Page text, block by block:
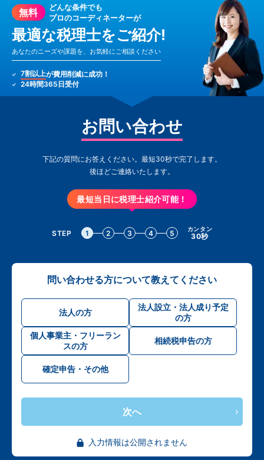
無料
どんな条件でも
プロのコーディネーターが
最適な税理士をご紹介!
あなたのニーズや課題を、お気軽にご相談ください
7割以上が費用削減に成功！
24時間365日受付
お問い合わせ
下記の質問にお答えください。最短30秒で完了します。
後ほどご連絡いたします。
最短当日に税理士紹介可能！
STEP 1 2 3 4 5 カンタン
30秒
問い合わせる方について教えてください
法人の方
法人設立・法人成り予定
の方
個人事業主・フリーラン
スの方
相続税申告の方
確定申告・その他
次へ
入力情報は公開されません